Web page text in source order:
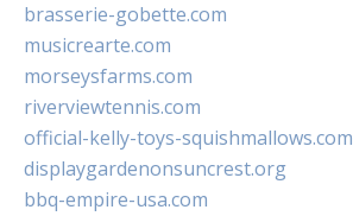
brasserie-gobette.com
musicrearte.com
morseysfarms.com
riverviewtennis.com
official-kelly-toys-squishmallows.com
displaygardenonsuncrest.org
bbq-empire-usa.com